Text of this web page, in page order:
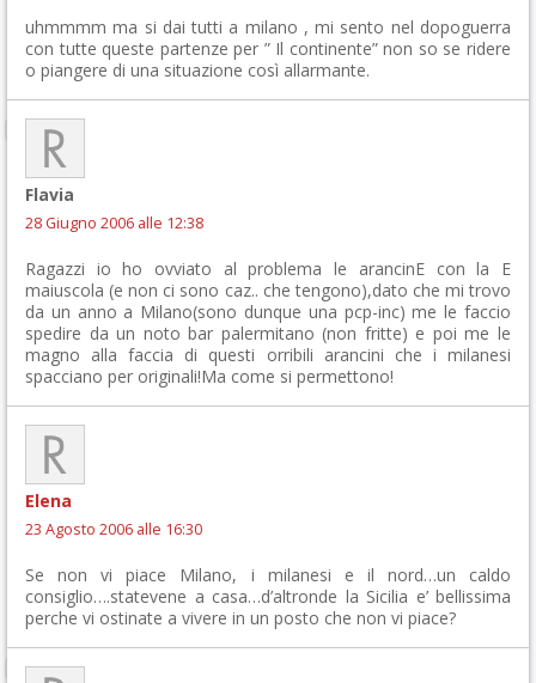
uhmmmm ma si dai tutti a milano , mi sento nel dopoguerra
con tutte queste partenze per ” Il continente” non so se ridere
o piangere di una situazione così allarmante.
Flavia
28 Giugno 2006 alle 12:38
Ragazzi io ho ovviato al problema le arancinE con la E
maiuscola (e non ci sono caz.. che tengono),dato che mi trovo
da un anno a Milano(sono dunque una pcp-inc) me le faccio
spedire da un noto bar palermitano (non fritte) e poi me le
magno alla faccia di questi orribili arancini che i milanesi
spacciano per originali!Ma come si permettono!
Elena
23 Agosto 2006 alle 16:30
Se non vi piace Milano, i milanesi e il nord…un caldo
consiglio….statevene a casa…d’altronde la Sicilia e’ bellissima
perche vi ostinate a vivere in un posto che non vi piace?